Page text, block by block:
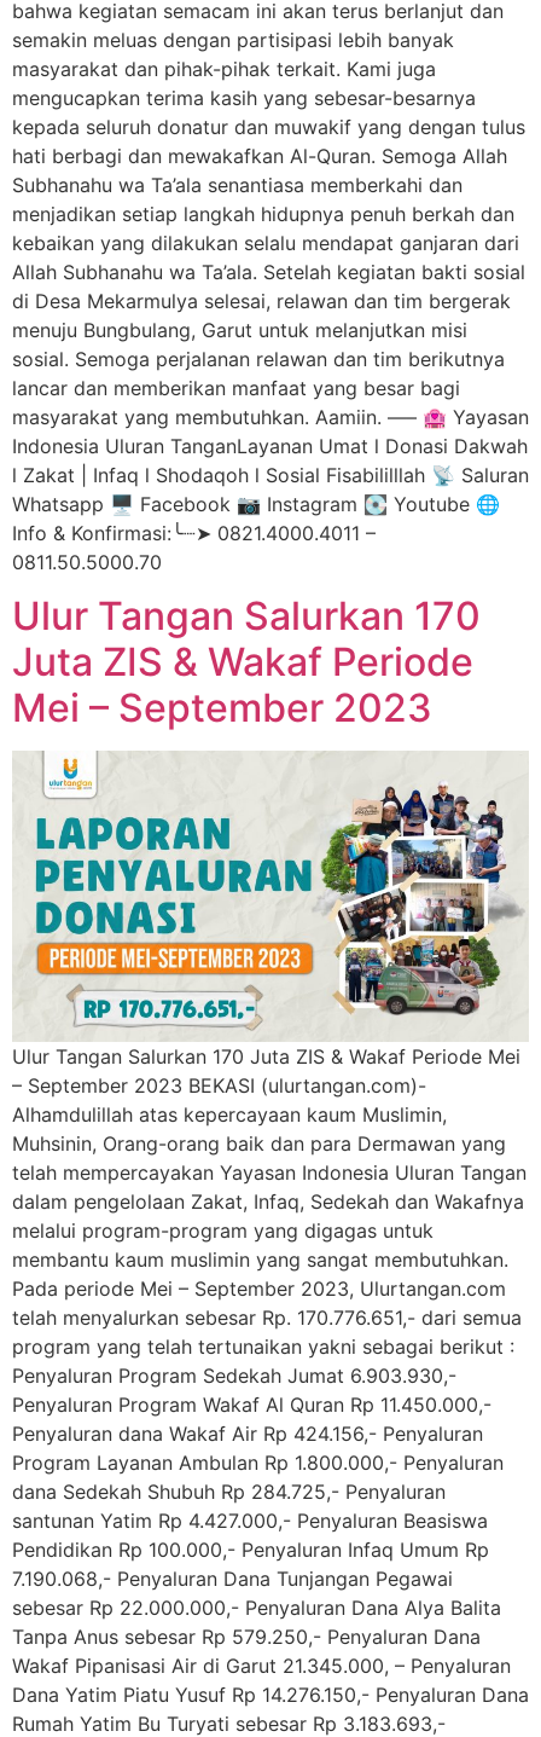
bahwa kegiatan semacam ini akan terus berlanjut dan
semakin meluas dengan partisipasi lebih banyak
masyarakat dan pihak-pihak terkait. Kami juga
mengucapkan terima kasih yang sebesar-besarnya
kepada seluruh donatur dan muwakif yang dengan tulus
hati berbagi dan mewakafkan Al-Quran. Semoga Allah
Subhanahu wa Ta’ala senantiasa memberkahi dan
menjadikan setiap langkah hidupnya penuh berkah dan
kebaikan yang dilakukan selalu mendapat ganjaran dari
Allah Subhanahu wa Ta’ala. Setelah kegiatan bakti sosial
di Desa Mekarmulya selesai, relawan dan tim bergerak
menuju Bungbulang, Garut untuk melanjutkan misi
sosial. Semoga perjalanan relawan dan tim berikutnya
lancar dan memberikan manfaat yang besar bagi
masyarakat yang membutuhkan. Aamiin. —– 🏩 Yayasan
Indonesia Uluran TanganLayanan Umat l Donasi Dakwah
l Zakat | Infaq l Shodaqoh l Sosial Fisabililllah 📡 Saluran
Whatsapp 🖥️ Facebook 📷 Instagram 💽 Youtube 🌐
Info & Konfirmasi:╰┈➤ 0821.4000.4011 –
0811.50.5000.70
Ulur Tangan Salurkan 170
Juta ZIS & Wakaf Periode
Mei – September 2023
Ulur Tangan Salurkan 170 Juta ZIS & Wakaf Periode Mei
– September 2023 BEKASI (ulurtangan.com)-
Alhamdulillah atas kepercayaan kaum Muslimin,
Muhsinin, Orang-orang baik dan para Dermawan yang
telah mempercayakan Yayasan Indonesia Uluran Tangan
dalam pengelolaan Zakat, Infaq, Sedekah dan Wakafnya
melalui program-program yang digagas untuk
membantu kaum muslimin yang sangat membutuhkan.
Pada periode Mei – September 2023, Ulurtangan.com
telah menyalurkan sebesar Rp. 170.776.651,- dari semua
program yang telah tertunaikan yakni sebagai berikut :
Penyaluran Program Sedekah Jumat 6.903.930,-
Penyaluran Program Wakaf Al Quran Rp 11.450.000,-
Penyaluran dana Wakaf Air Rp 424.156,- Penyaluran
Program Layanan Ambulan Rp 1.800.000,- Penyaluran
dana Sedekah Shubuh Rp 284.725,- Penyaluran
santunan Yatim Rp 4.427.000,- Penyaluran Beasiswa
Pendidikan Rp 100.000,- Penyaluran Infaq Umum Rp
7.190.068,- Penyaluran Dana Tunjangan Pegawai
sebesar Rp 22.000.000,- Penyaluran Dana Alya Balita
Tanpa Anus sebesar Rp 579.250,- Penyaluran Dana
Wakaf Pipanisasi Air di Garut 21.345.000, – Penyaluran
Dana Yatim Piatu Yusuf Rp 14.276.150,- Penyaluran Dana
Rumah Yatim Bu Turyati sebesar Rp 3.183.693,-